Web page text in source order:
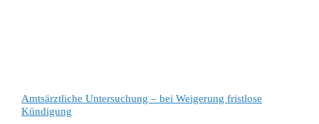
Amtsärztliche Untersuchung – bei Weigerung fristlose
Kündigung